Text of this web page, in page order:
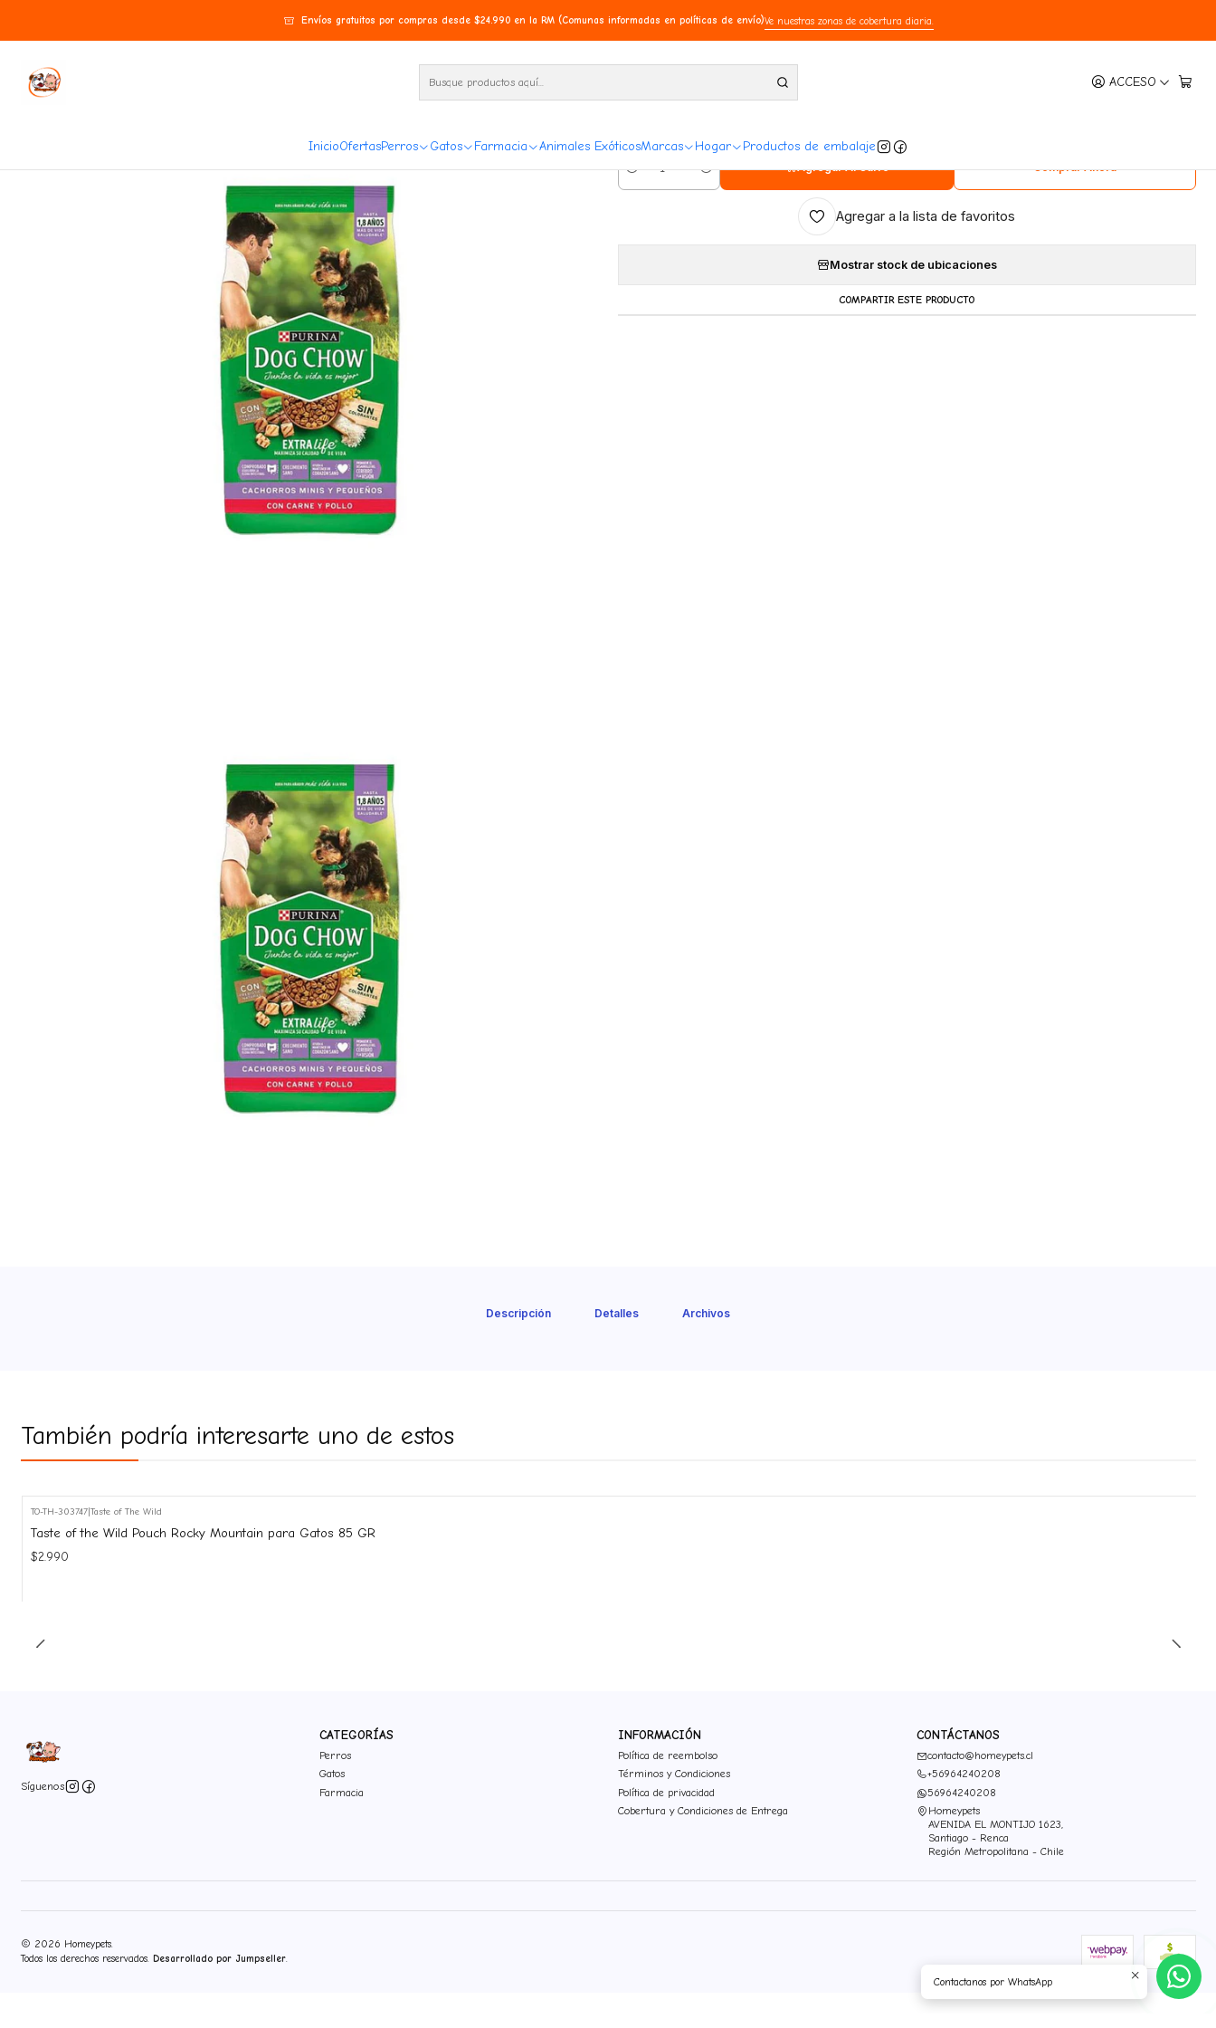
ACCESO
InicioOfertasPerros Gatos Farmacia Animales ExóticosMarcas Hogar Productos de embalaje
Envíos gratuitos por compras desde $24.990 en la RM (Comunas informadas en políticas de envío)Ve nuestras zonas de cobertura diaria.
Dog Chow Cachorros Mini y Pequeños Carne y Pollo 3 Kg
Dog Chow Cachorros Mini y Pequeños Carne y Pollo
Cantidad
Agregar Al Carro Comprar Ahora
Agregar a la lista de favoritos
Mostrar stock de ubicaciones
COMPARTIR ESTE PRODUCTO
Descripción Detalles Archivos
También podría interesarte uno de estos
TO-TH-303747 Taste of The Wild
Taste of the Wild Pouch Rocky Mountain para Gatos 85 GR
$2.990
Síguenos
CATEGORÍAS
Perros
Gatos
Farmacia
INFORMACIÓN
Política de reembolso
Términos y Condiciones
Política de privacidad
Cobertura y Condiciones de Entrega
CONTÁCTANOS
contacto@homeypets.cl
+56964240208
56964240208
Homeypets
AVENIDA EL MONTIJO 1623,
Santiago - Renca
Región Metropolitana - Chile
2026 Homeypets.
Todos los derechos reservados. Desarrollado por Jumpseller.
Contactanos por WhatsApp